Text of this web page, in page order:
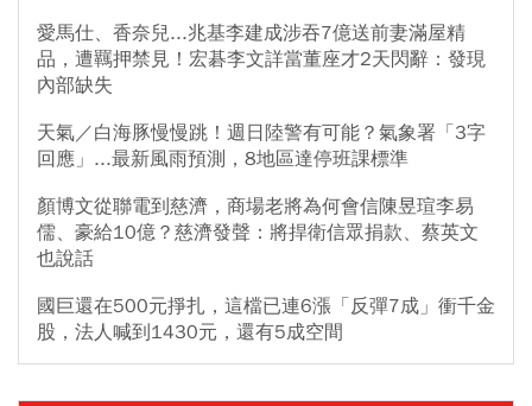
愛馬仕、香奈兒...兆基李建成涉吞7億送前妻滿屋精
品，遭羈押禁見！宏碁李文詳當董座才2天閃辭：發現
內部缺失
天氣／白海豚慢慢跳！週日陸警有可能？氣象署「3字
回應」...最新風雨預測，8地區達停班課標準
顏博文從聯電到慈濟，商場老將為何會信陳昱瑄李易
儒、豪給10億？慈濟發聲：將捍衛信眾捐款、蔡英文
也說話
國巨還在500元掙扎，這檔已連6漲「反彈7成」衝千金
股，法人喊到1430元，還有5成空間